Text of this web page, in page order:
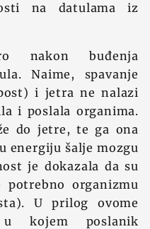
na datulama iz
nakon buđenja
Naime, spavanje
i jetra ne nalazi
i poslala organima.
do jetre, te ga ona
energiju šalje mozgu
je dokazala da su
organizmu
U prilog ovome
kojem poslanik